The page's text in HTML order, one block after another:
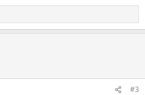
#3